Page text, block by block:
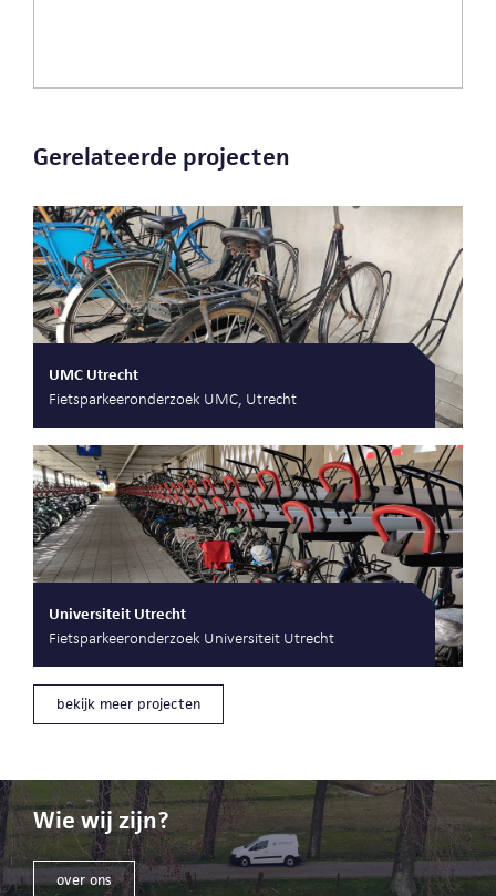
Gerelateerde projecten
UMC Utrecht
Fietsparkeeronderzoek UMC, Utrecht
Universiteit Utrecht
Fietsparkeeronderzoek Universiteit Utrecht
bekijk meer projecten
Wie wij zijn?
over ons